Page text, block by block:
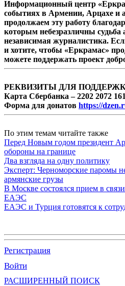
Информационный центр
событиях в Армении, Арцахе и
продолжаем эту работу
которым небезразличны судьба
независимая журналистика.
и хотите, чтобы «Еркрамас»
можете поддержать проект
РЕКВИЗИТЫ ДЛЯ
Карта Сбербанка – 2202 2072
Форма для донатов https://
По этим темам читайте также
Перед Новым годом президент
обороны на границе
Два взгляда на одну политику
Эксперт: Черноморские паромы
армянские грузы
В Москве состоялся прием в
ЕАЭС
ЕАЭС и Турция готовятся к
Регистрация
Войти
РАСШИРЕННЫЙ ПОИСК